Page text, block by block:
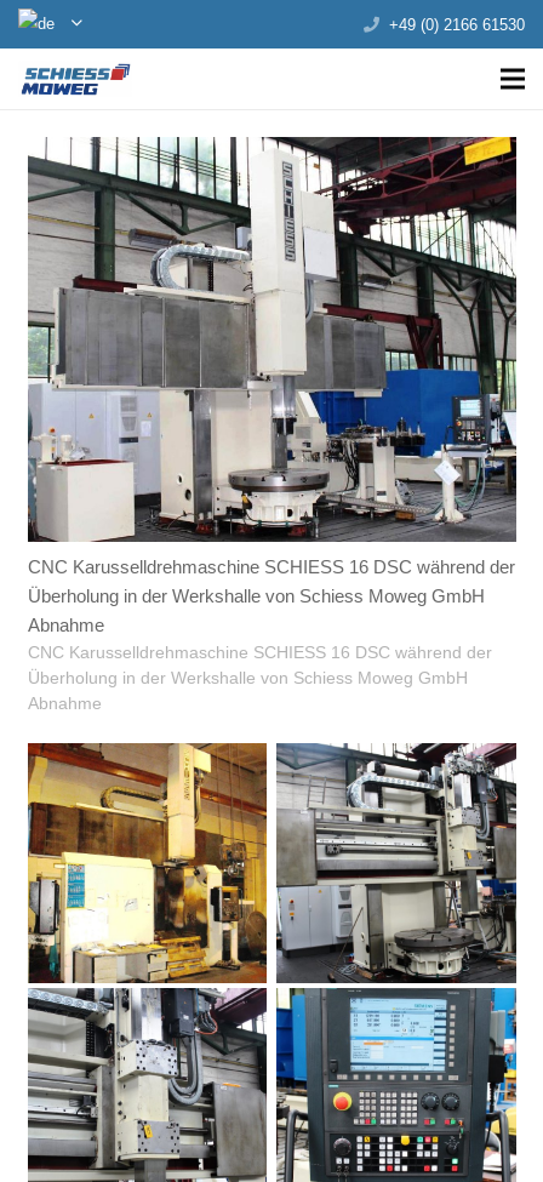
+49 (0) 2166 61530
CNC Karusselldrehmaschine SCHIESS 16 DSC während der
Überholung in der Werkshalle von Schiess Moweg GmbH
Abnahme
CNC Karusselldrehmaschine SCHIESS 16 DSC während der
Überholung in der Werkshalle von Schiess Moweg GmbH
Abnahme